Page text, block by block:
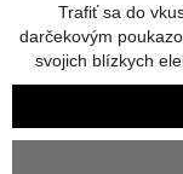
Trafiť sa do
darčekovým
svojich blízkych